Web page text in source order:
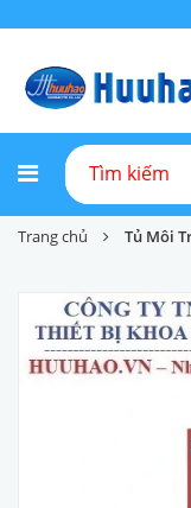
Trang chủ Tủ Môi